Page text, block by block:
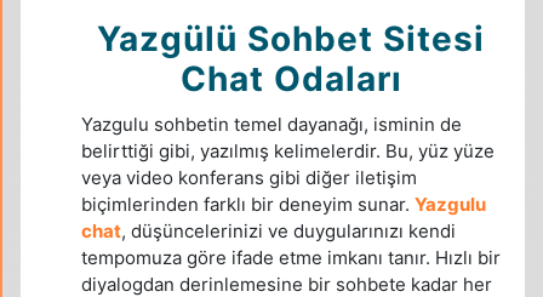
Yazgülü Sohbet Sitesi
Chat Odaları
Yazgulu sohbetin temel dayanağı, isminin de
belirttiği gibi, yazılmış kelimelerdir. Bu, yüz yüze
veya video konferans gibi diğer iletişim
biçimlerinden farklı bir deneyim sunar. Yazgulu
chat, düşüncelerinizi ve duygularınızı kendi
tempomuza göre ifade etme imkanı tanır. Hızlı bir
diyalogdan derinlemesine bir sohbete kadar her